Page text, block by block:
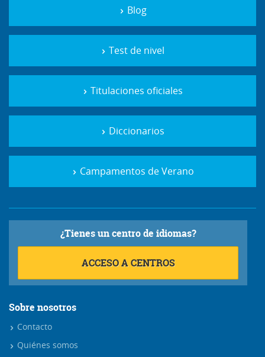
Blog
Test de nivel
Titulaciones oficiales
Diccionarios
Campamentos de Verano
¿Tienes un centro de idiomas?
ACCESO A CENTROS
Sobre nosotros
Contacto
Quiénes somos